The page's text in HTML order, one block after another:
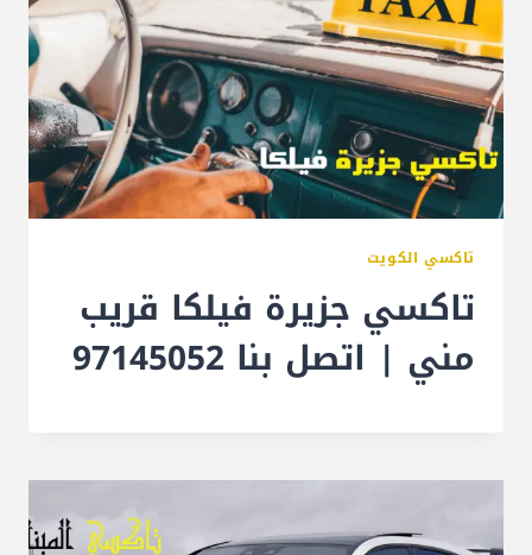
تاكسي الكويت
تاكسي جزيرة فيلكا قريب
مني | اتصل بنا 97145052